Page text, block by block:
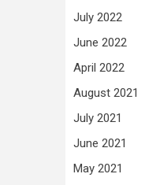
July 2022
June 2022
April 2022
August 2021
July 2021
June 2021
May 2021